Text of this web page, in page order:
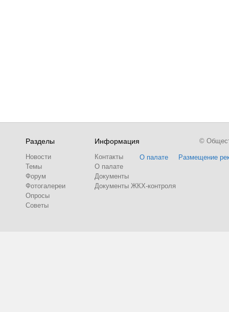
Разделы
Новости
Темы
Форум
Фотогалереи
Опросы
Советы
Информация
Контакты
О палате
Документы
Документы ЖКХ-контроля
О палате Размещение
©